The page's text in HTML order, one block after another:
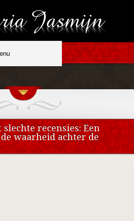
recensies: Een
waarheid achter de